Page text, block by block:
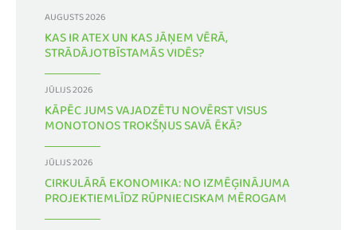
AUGUSTS 2026
KAS IR ATEX UN KAS JĀŅEM VĒRĀ,
STRĀDĀJOTBĪSTAMĀS VIDĒS?
JŪLIJS 2026
KĀPĒC JUMS VAJADZĒTU NOVĒRST VISUS
MONOTONOS TROKŠŅUS SAVĀ ĒKĀ?
JŪLIJS 2026
CIRKULĀRĀ EKONOMIKA: NO IZMĒĢINĀJUMA
PROJEKTIEMLĪDZ RŪPNIECISKAM MĒROGAM